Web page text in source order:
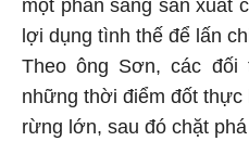
lợi dụng tình thế để lấn
Theo ông Sơn, các
những thời điểm đốt thực
rừng lớn, sau đó chặt